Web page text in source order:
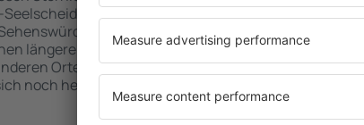
befinden sich sowohl in der Nähe der
als auch abseits der Masse.
längeren Aufenthalt und als Ausgangspunkt für
Orten. Wählen Sie ein Hotel für sich aus und
noch heute auf Ihre Reise oder Geschäftsreise